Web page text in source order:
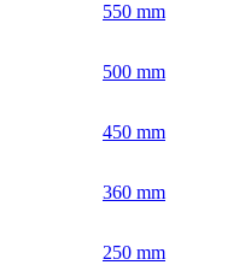
550 mm
500 mm
450 mm
360 mm
250 mm